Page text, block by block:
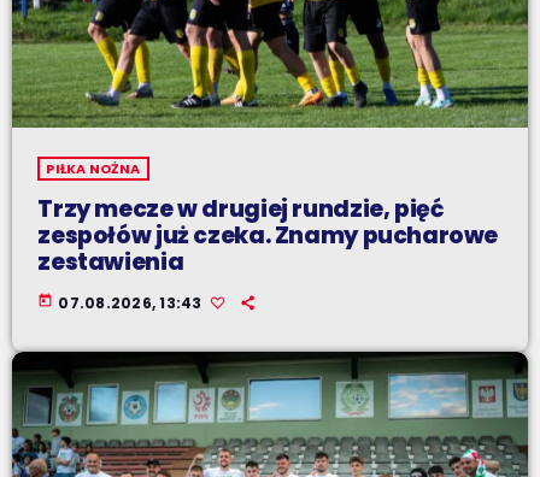
PIŁKA NOŻNA
Trzy mecze w drugiej rundzie, pięć
zespołów już czeka. Znamy pucharowe
zestawienia
today 07.08.2026, 13:43